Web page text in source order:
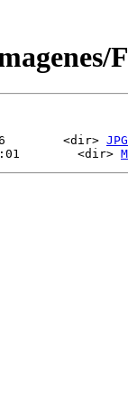
<dir> JPG
<dir>